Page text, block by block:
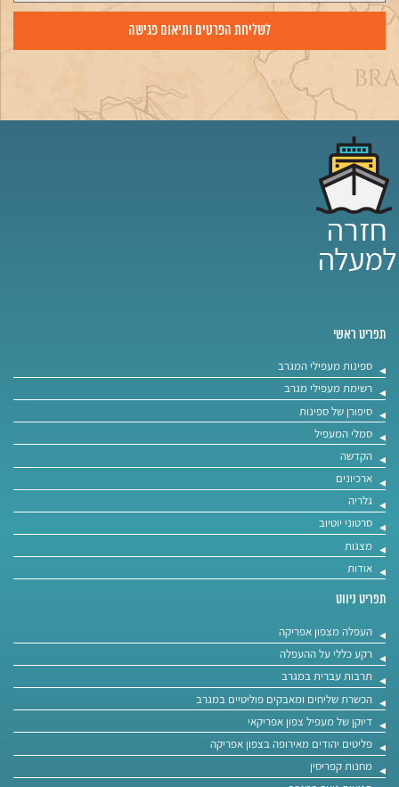
תפריט ראשי
ספינות מעפילי המגרב
רשימת מעפילי מגרב
סיפורן של ספינות
סמלי המעפיל
הקדשה
ארכיונים
גלריה
סרטוני יוטיוב
מצגות
אודות
תפריט ניווט
העפלה מצפון אפריקה
רקע כללי על ההעפלה
תרבות עברית במגרב
הכשרת שליחים ומאבקים פוליטיים במגרב
דיוקן של מעפיל צפון אפריקאי
פליטים יהודים מאירופה בצפון אפריקה
מחנות קפריסין